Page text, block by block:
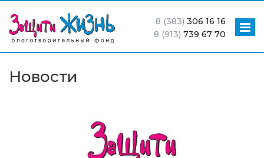
8 (383) 306 16 16
8 (913) 739 67 70
Новости